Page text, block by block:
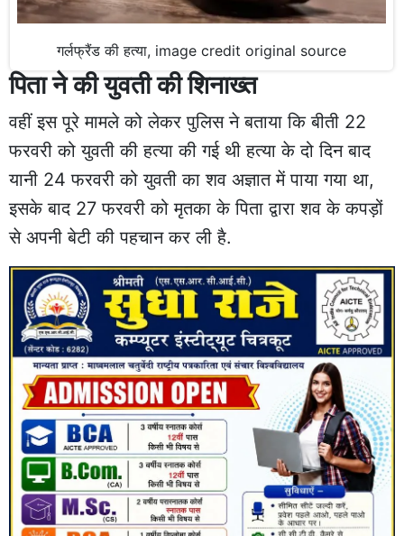
गर्लफ्रैंड की हत्या, image credit original source
पिता ने की युवती की शिनाख्त
वहीं इस पूरे मामले को लेकर पुलिस ने बताया कि बीती 22
फरवरी को युवती की हत्या की गई थी हत्या के दो दिन बाद
यानी 24 फरवरी को युवती का शव अज्ञात में पाया गया था,
इसके बाद 27 फरवरी को मृतका के पिता द्वारा शव के कपड़ों
से अपनी बेटी की पहचान कर ली है.